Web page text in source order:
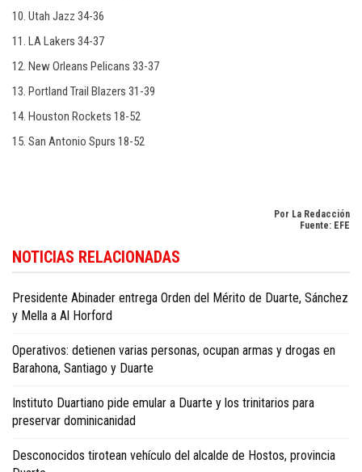
10. Utah Jazz 34-36
11. LA Lakers 34-37
12. New Orleans Pelicans 33-37
13. Portland Trail Blazers 31-39
14. Houston Rockets 18-52
15. San Antonio Spurs 18-52
Por La Redacción
Fuente: EFE
English.
NOTICIAS RELACIONADAS
Presidente Abinader entrega Orden del Mérito de Duarte, Sánchez
y Mella a Al Horford
Operativos: detienen varias personas, ocupan armas y drogas en
Barahona, Santiago y Duarte
Instituto Duartiano pide emular a Duarte y los trinitarios para
preservar dominicanidad
Desconocidos tirotean vehículo del alcalde de Hostos, provincia